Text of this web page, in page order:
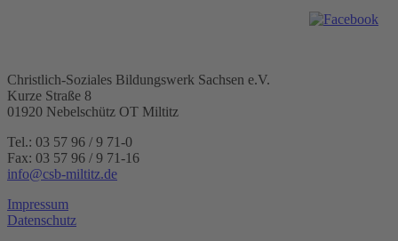
Christlich-Soziales Bildungswerk Sachsen e.V.
Kurze Straße 8
01920 Nebelschütz OT Miltitz
Tel.: 03 57 96 / 9 71-0
Fax: 03 57 96 / 9 71-16
info@csb-miltitz.de
Impressum
Datenschutz